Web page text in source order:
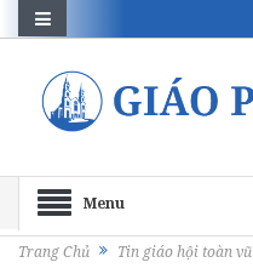
Menu
Trang Chủ Tin giáo hội toàn vũ